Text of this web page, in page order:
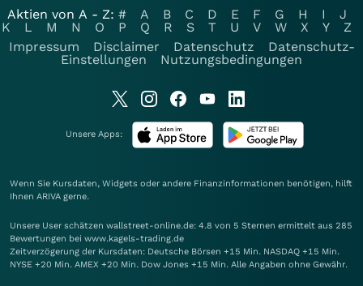
Aktien von A - Z: # A B C D E F G H I
J
K
L M N O P Q R S T U V W X Y
Z
Impressum
Disclaimer Datenschutz
Datenschutz-
Einstellungen
Nutzungsbedingungen
Unsere Apps:
Wenn Sie Kursdaten, Widgets oder andere Finanzinformationen benötigen, hilft
Ihnen ARIVA gerne.
Unsere User schätzen wallstreet-online.de: 4.8 von 5 Sternen ermittelt aus 285
Bewertungen bei www.kagels-trading.de
Zeitverzögerung der Kursdaten: Deutsche Börsen +15 Min. NASDAQ +15 Min.
NYSE +20 Min. AMEX +20 Min. Dow Jones +15 Min. Alle Angaben ohne Gewähr.